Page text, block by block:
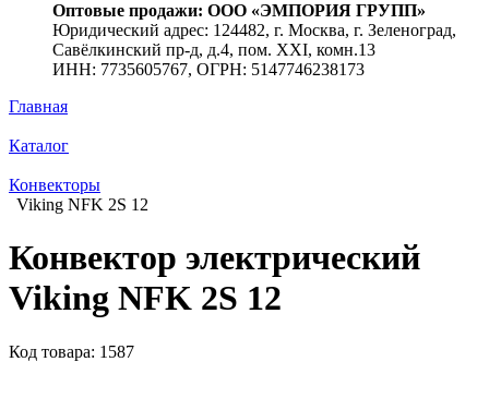
Оптовые продажи: ООО «ЭМПОРИЯ ГРУПП»
Юридический адрес: 124482, г. Москва, г. Зеленоград,
Савёлкинский пр-д, д.4, пом. XXI, комн.13
ИНН: 7735605767, ОГРН: 5147746238173
Главная
Каталог
Конвекторы
Viking NFK 2S 12
Конвектор электрический
Viking NFK 2S 12
Код товара: 1587